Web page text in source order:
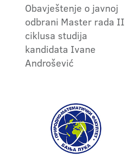
Obavještenje o javnoj
odbrani Master rada II
ciklusa studija
kandidata Ivane
Androšević